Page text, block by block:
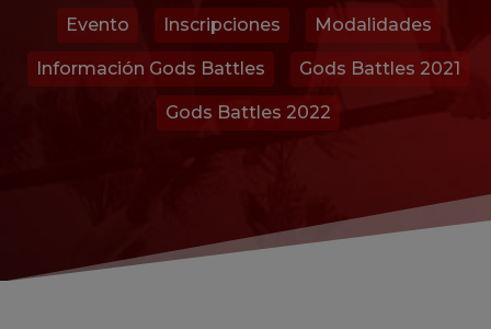
Evento Inscripciones Modalidades
Información Gods Battles Gods Battles 2021
Gods Battles 2022